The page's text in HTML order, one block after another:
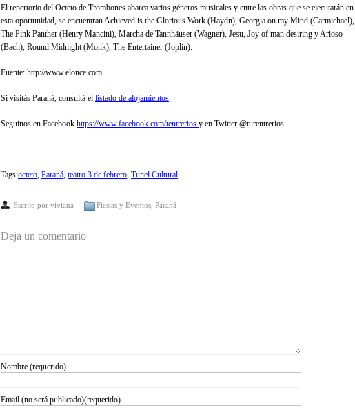
El repertorio del Octeto de Trombones abarca varios géneros musicales y entre las obras que se ejecutarán en
esta oportunidad, se encuentran Achieved is the Glorious Work (Haydn), Georgia on my Mind (Carmichael),
The Pink Panther (Henry Mancini), Marcha de Tannhäuser (Wagner), Jesu, Joy of man desiring y Arioso
(Bach), Round Midnight (Monk), The Entertainer (Joplin).
Fuente: http://www.elonce.com
Si visitás Paraná, consultá el listado de alojamientos.
Seguinos en Facebook https://www.facebook.com/tentrerios y en Twitter @turentrerios.
Tags:octeto, Paraná, teatro 3 de febrero, Tunel Cultural
Escrito por viviana Fiestas y Eventos Paraná
Deja un comentario
Nombre (requerido)
Email (no será publicado)(requerido)